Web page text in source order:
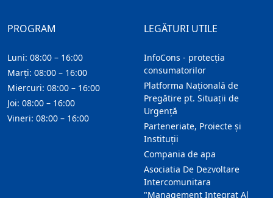
LEGĂTURI UTILE
InfoCons - protecția
consumatorilor
Platforma Națională de
Pregătire pt. Situații de
Urgență
Parteneriate, Proiecte și
Instituții
Compania de apa
Asociatia De Dezvoltare
Intercomunitara
"Management Integrat Al
PROGRAM
Luni: 08:00 – 16:00
Marți: 08:00 – 16:00
Miercuri: 08:00 – 16:00
Joi: 08:00 – 16:00
Vineri: 08:00 – 16:00